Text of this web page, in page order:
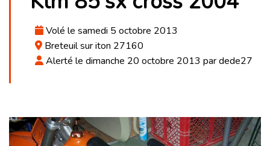
Volé le samedi 5 octobre 2013
Breteuil sur iton 27160
Alerté le dimanche 20 octobre 2013 par dede27